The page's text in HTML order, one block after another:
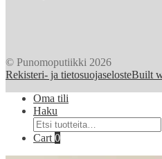
© Punomoputiikki 2026
Rekisteri- ja tietosuojaselosteBuilt
Oma tili
Haku
Etsi:
Cart 0